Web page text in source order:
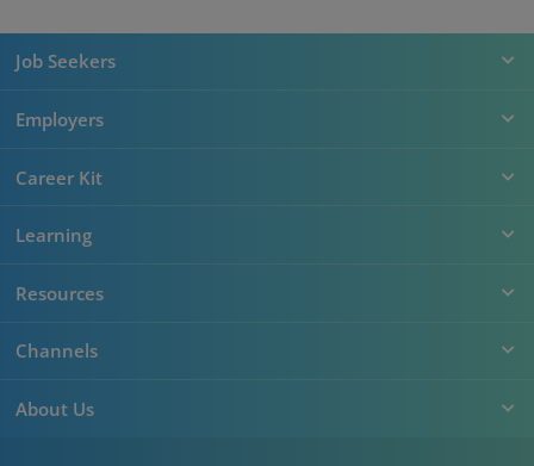
Job Seekers
Employers
Career Kit
Learning
Resources
Channels
About Us